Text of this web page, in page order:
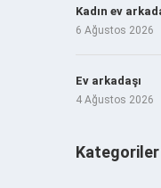
Kadın ev
6 Ağustos 2026
Ev arkadaşı
4 Ağustos 2026
Kategoriler